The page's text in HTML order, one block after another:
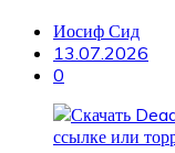
Иосиф Сид
13.07.2026
0